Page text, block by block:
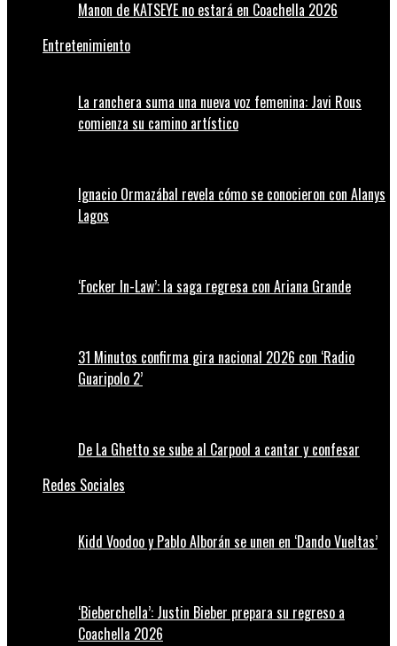
Manon de KATSEYE no estará en Coachella 2026
Entretenimiento
La ranchera suma una nueva voz femenina: Javi Rous
comienza su camino artístico
Ignacio Ormazábal revela cómo se conocieron con Alanys
Lagos
‘Focker In-Law’: la saga regresa con Ariana Grande
31 Minutos confirma gira nacional 2026 con ‘Radio
Guaripolo 2’
De La Ghetto se sube al Carpool a cantar y confesar
Redes Sociales
Kidd Voodoo y Pablo Alborán se unen en ‘Dando Vueltas’
‘Bieberchella’: Justin Bieber prepara su regreso a
Coachella 2026